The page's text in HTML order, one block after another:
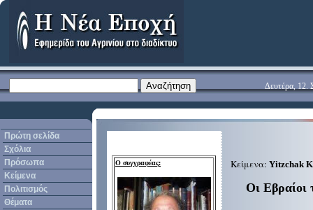
Δευτέρα, 12.
Πρώτη σελίδα
Σχόλια
Πρόσωπα
Κείμενα
Πολιτισμός
Θέματα
Ο συγγραφέας: Κείμενα: Yitzchak
Οι Εβραίοι